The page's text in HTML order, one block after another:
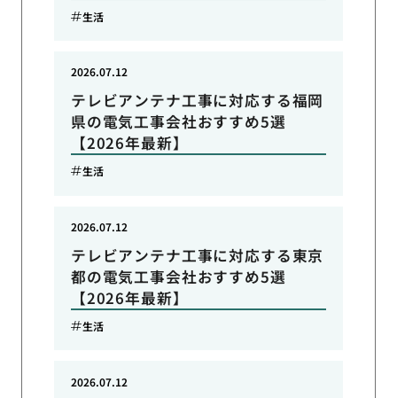
生活
テレビアンテナ工事に対応する福岡
県の電気工事会社おすすめ5選
【2026年最新】
2026.07.12
生活
テレビアンテナ工事に対応する東京
都の電気工事会社おすすめ5選
【2026年最新】
2026.07.12
生活
2026.07.12